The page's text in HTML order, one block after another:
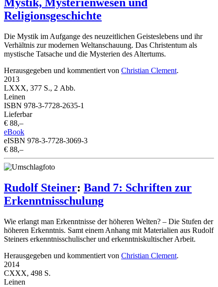
Religionsgeschichte
Die Mystik im Aufgange des neuzeitlichen Geisteslebens und ihr
Verhältnis zur modernen Weltanschauung. Das Christentum als
mystische Tatsache und die Mysterien des Altertums.
Herausgegeben und kommentiert von Christian Clement.
2013
LXXX, 377 S., 2 Abb.
Leinen
ISBN 978-3-7728-2635-1
Lieferbar
€ 88,–
eBook
eISBN 978-3-7728-3069-3
€ 88,–
Rudolf Steiner: Band 7: Schriften zur
Erkenntnisschulung
Wie erlangt man Erkenntnisse der höheren Welten? – Die Stufen der
höheren Erkenntnis. Samt einem Anhang mit Materialien aus Rudolf
Steiners erkenntnisschulischer und erkenntniskultischer Arbeit.
Herausgegeben und kommentiert von Christian Clement.
2014
CXXX, 498 S.
Leinen